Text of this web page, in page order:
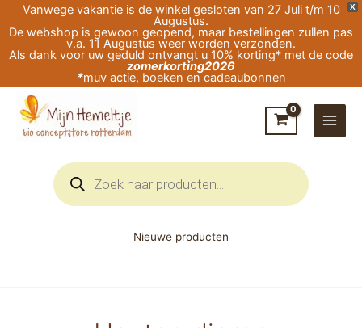
X
Vanwege vakantie is de winkel gesloten van 27 Juli t/m 10
Augustus.
De webshop is gewoon geopend, maar bestellingen zullen pas
v.a. 11 Augustus weer worden verzonden.
Als dank voor uw geduld ontvangt u 10% korting* met de code
zomerkorting2026
*muv actie, boeken en cadeaubonnen
naar
de
Producten
zoeken
Nieuwe producten